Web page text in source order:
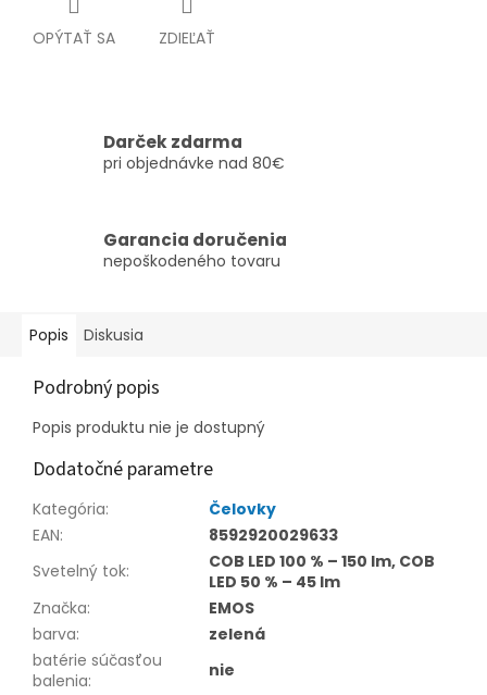
OPÝTAŤ SA ZDIEĽAŤ
Darček zdarma
pri objednávke nad 80€
Garancia doručenia
nepoškodeného tovaru
Popis Diskusia
Podrobný popis
Popis produktu nie je dostupný
Dodatočné parametre
Kategória:
Čelovky
EAN:
8592920029633
Svetelný tok:
COB LED 100 % – 150 lm, COB
LED 50 % – 45 lm
Značka:
EMOS
barva:
zelená
batérie súčasťou
balenia: nie